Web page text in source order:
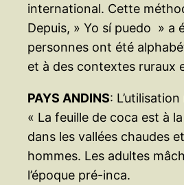
international. Cette
Depuis, » Yo sí puedo » a
personnes ont été
et à des contextes ruraux
PAYS ANDINS:
« La feuille de coca est à
dans les vallées chaudes
hommes. Les adultes
l’époque pré-inca.